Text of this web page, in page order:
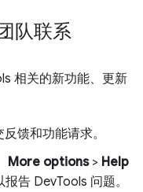
队联系
相关的新功能、更新
馈和功能请求。
More options> Help
报告 DevTools 问题。